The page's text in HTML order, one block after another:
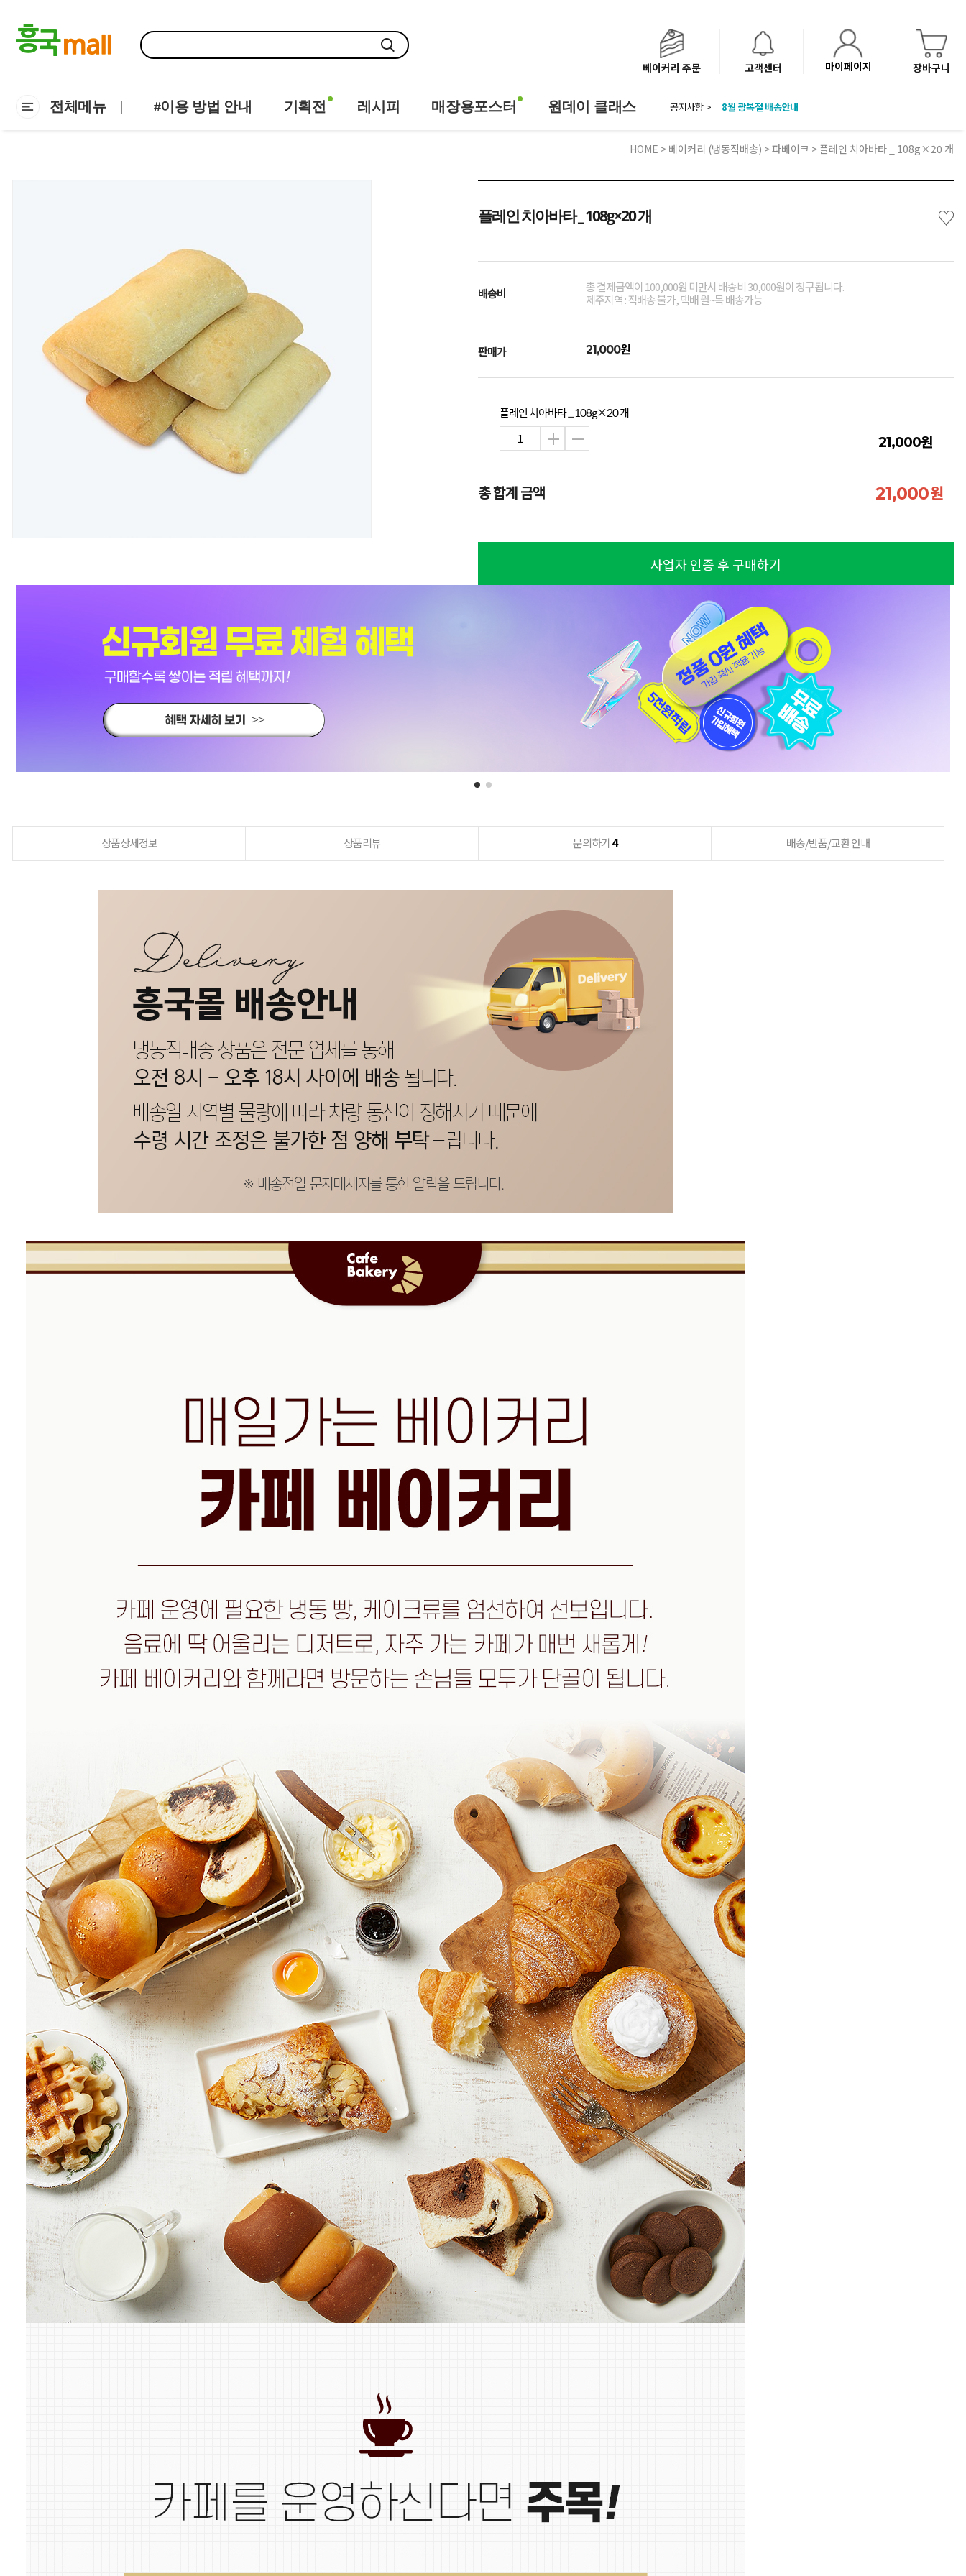
베이커리 주문 고객센터 마이페이지 장바구니
전체메뉴 #이용 방법 안내 기획전 레시피 매장용포스터 원데이 클래스 공지사항 >
8월 광복절 배송안내
HOME > 베이커리 (냉동직배송) >파베이크 > 플레인 치아바타 _ 108g×20 개
플레인 치아바타 _ 108g×20 개 ♡
배송비
총 결제금액이 100,000원 미만시 배송비 30,000원이 청구됩니다.
제주지역 : 직배송 불가, 택배 월~목 배송가능
판매가 21,000원
플레인 치아바타 _ 108g×20 개
21,000원
총 합계 금액 21,000원
사업자 인증 후 구매하기
상품상세정보 상품리뷰 문의하기 4 배송/반품/교환 안내